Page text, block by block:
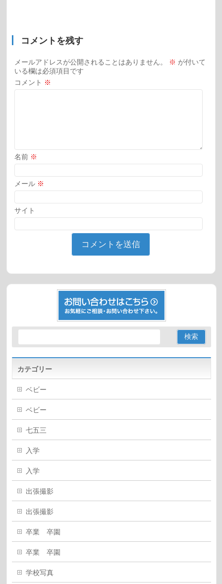
コメントを残す
メールアドレスが公開されることはありません。 ※ が付いて
いる欄は必須項目です
コメント ※
名前 ※
メール ※
サイト
カテゴリー
ベビー
ベビー
七五三
入学
入学
出張撮影
出張撮影
卒業 卒園
卒業 卒園
学校写真